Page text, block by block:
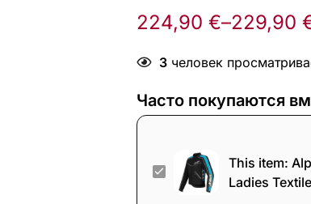
224,90 €–229,90
3человек
Часто покупаются
Alpinestars
Stella
This item:
Ladies